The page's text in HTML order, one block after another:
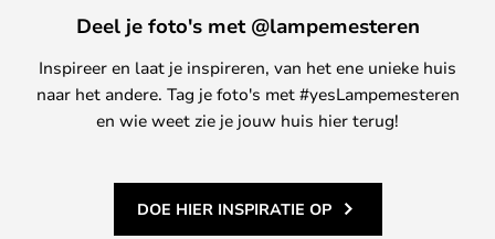
Deel je foto's met @lampemesteren
Inspireer en laat je inspireren, van het ene unieke huis
naar het andere. Tag je foto's met #yesLampemesteren
en wie weet zie je jouw huis hier terug!
DOE HIER INSPIRATIE OP